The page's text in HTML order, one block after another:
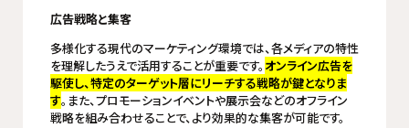
広告戦略と集客
多様化する現代のマーケティング環境では、各メディアの特性
を理解したうえで活用することが重要です。 オンライン広告を
駆使し、特定のターゲット層にリーチする戦略が鍵となりま
す。また、プロモーションイベントや展示会などのオフライン
戦略を組み合わせることで、より効果的な集客が可能です。